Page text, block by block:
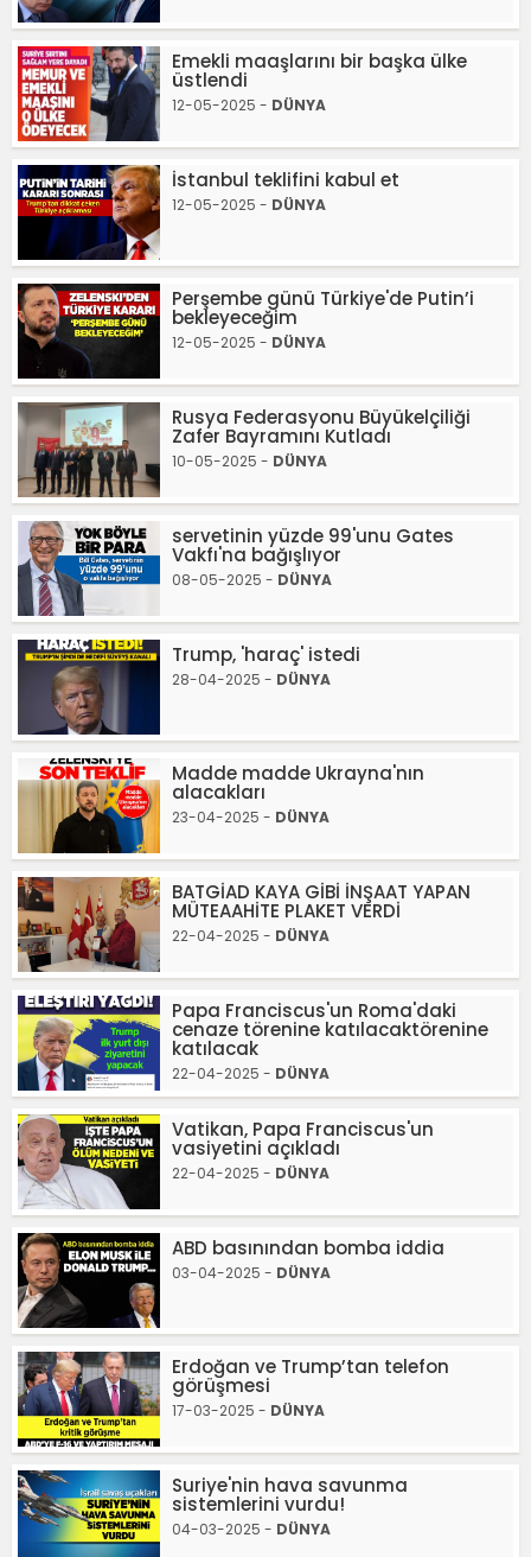
Emekli maaşlarını bir başka ülke
üstlendi
12-05-2025 - DÜNYA
İstanbul teklifini kabul et
12-05-2025 - DÜNYA
Perşembe günü Türkiye'de Putin’i
bekleyeceğim
12-05-2025 - DÜNYA
Rusya Federasyonu Büyükelçiliği
Zafer Bayramını Kutladı
10-05-2025 - DÜNYA
servetinin yüzde 99'unu Gates
Vakfı'na bağışlıyor
08-05-2025 - DÜNYA
Trump, 'haraç' istedi
28-04-2025 - DÜNYA
Madde madde Ukrayna'nın
alacakları
23-04-2025 - DÜNYA
BATGİAD KAYA GİBİ İNŞAAT YAPAN
MÜTEAAHİTE PLAKET VERDİ
22-04-2025 - DÜNYA
Papa Franciscus'un Roma'daki
cenaze törenine katılacaktörenine
katılacak
22-04-2025 - DÜNYA
Vatikan, Papa Franciscus'un
vasiyetini açıkladı
22-04-2025 - DÜNYA
ABD basınından bomba iddia
03-04-2025 - DÜNYA
Erdoğan ve Trump’tan telefon
görüşmesi
17-03-2025 - DÜNYA
Suriye'nin hava savunma
sistemlerini vurdu!
04-03-2025 - DÜNYA